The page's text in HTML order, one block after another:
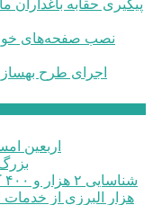
اجرای طرح بهسازی معابر در ۵۵
اربعین
شناسایی ۲ هزار و ۴۰۰ کودک دارای اختلالات بینایی در البرز